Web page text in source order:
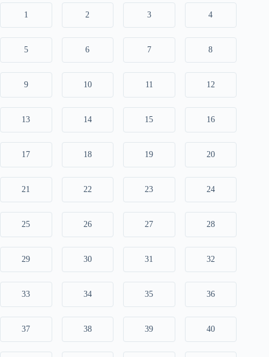
1 2 3 4
5 6 7 8
9 10 11 12
13 14 15 16
17 18 19 20
21 22 23 24
25 26 27 28
29 30 31 32
33 34 35 36
37 38 39 40